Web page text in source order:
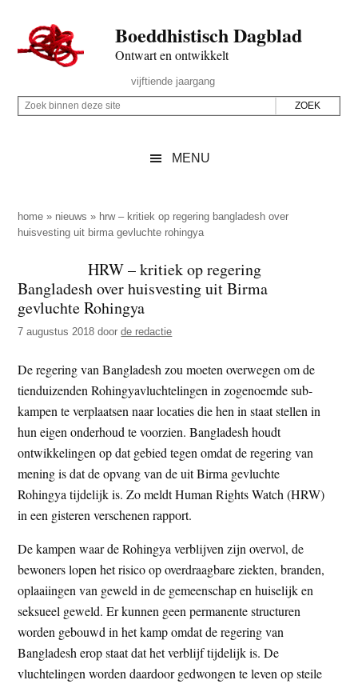
naar
de
inhoud
secondary
naar
de
sidebar
naar
de
Boeddhistisch Dagblad
Ontwart en ontwikkelt
Rechts
vijftiende jaargang
Z
p
d
z
e
s
t
e
Z
i
n
n
d
e
e
s
i
t
e
MENU
home » nieuws » hrw – kritiek op regering bangladesh over
huisvesting uit birma gevluchte rohingya
HRW – kritiek op regering
Bangladesh over huisvesting uit Birma
gevluchte Rohingya
7 augustus 2018 doorde redactie
De regering van Bangladesh zou moeten overwegen om de
tienduizenden Rohingyavluchtelingen in zogenoemde sub-
kampen te verplaatsen naar locaties die hen in staat stellen in
hun eigen onderhoud te voorzien. Bangladesh houdt
ontwikkelingen op dat gebied tegen omdat de regering van
mening is dat de opvang van de uit Birma gevluchte
Rohingya tijdelijk is. Zo meldt Human Rights Watch (HRW)
in een gisteren verschenen rapport.
De kampen waar de Rohingya verblijven zijn overvol, de
bewoners lopen het risico op overdraagbare ziekten, branden,
oplaaiingen van geweld in de gemeenschap en huiselijk en
seksueel geweld. Er kunnen geen permanente structuren
worden gebouwd in het kamp omdat de regering van
Bangladesh erop staat dat het verblijf tijdelijk is. De
vluchtelingen worden daardoor gedwongen te leven op steile